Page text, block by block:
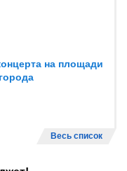
на площади
Весь список